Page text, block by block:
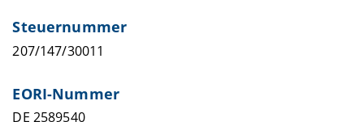
Steuernummer
207/147/30011
EORI-Nummer
DE 2589540